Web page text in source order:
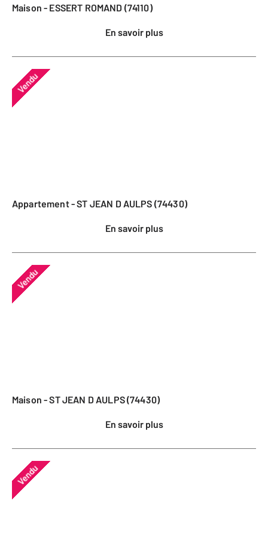
Maison - ESSERT ROMAND (74110)
En savoir plus
Vendu
Appartement - ST JEAN D AULPS (74430)
En savoir plus
Vendu
Maison - ST JEAN D AULPS (74430)
En savoir plus
Vendu